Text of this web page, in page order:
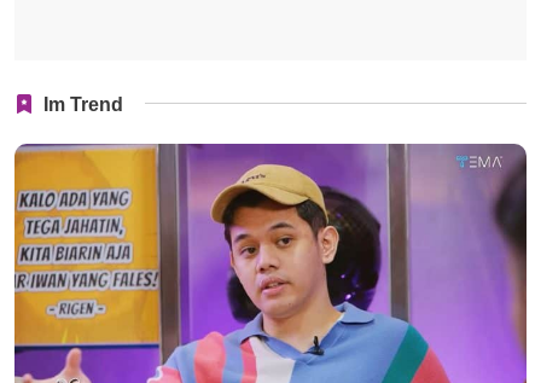
Im Trend